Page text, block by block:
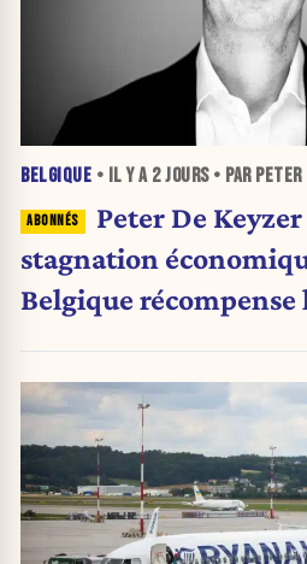
BELGIQUE • IL Y A 2 JOURS• PAR PETER
Peter De
stagnation
Belgique